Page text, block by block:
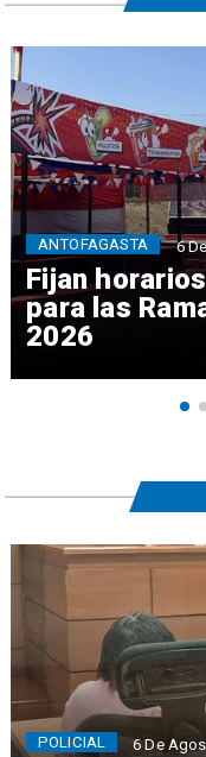
Fijan
para las
2026
ANTOFAGASTA 6
POLICIAL 6 De